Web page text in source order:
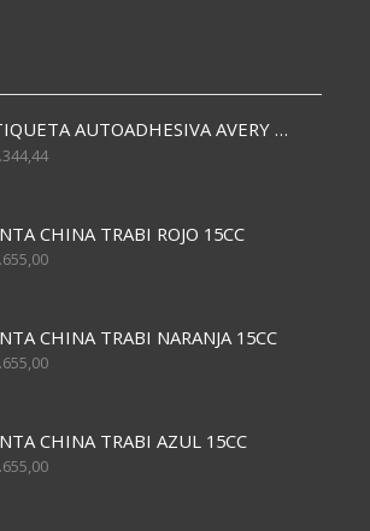
ETIQUETA AUTOADHESIVA AVERY 3026 30H 20 X 70
CHINA TRABI ROJO 15CC
CHINA TRABI NARANJA 15CC
CHINA TRABI AZUL 15CC